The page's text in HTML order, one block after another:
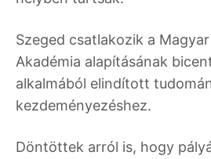
Szeged csatlakozik a
Akadémia alapításának
alkalmából elindított
kezdeményezéshez.
Döntöttek arról is, hogy